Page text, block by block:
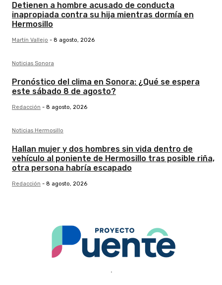
Detienen a hombre acusado de conducta
inapropiada contra su hija mientras dormía en
Hermosillo
Martín Vallejo - 8 agosto, 2026
Noticias Sonora
Pronóstico del clima en Sonora: ¿Qué se espera
este sábado 8 de agosto?
Redacción - 8 agosto, 2026
Noticias Hermosillo
Hallan mujer y dos hombres sin vida dentro de
vehículo al poniente de Hermosillo tras posible riña,
otra persona habría escapado
Redacción - 8 agosto, 2026
.